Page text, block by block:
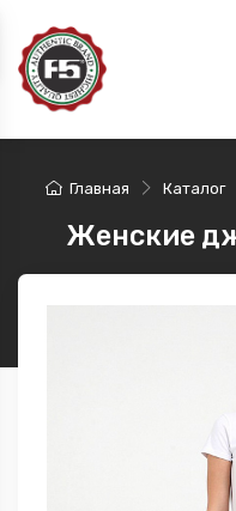
Главная Каталог
Женские